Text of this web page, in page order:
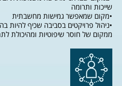
שייכות ותרומה
•מקום שמאפשר גמישות מחשבתית
•ניהול פרויקטים בסביבה שכיף
ממקום של חוסר שיפוטיות ומהיכולת